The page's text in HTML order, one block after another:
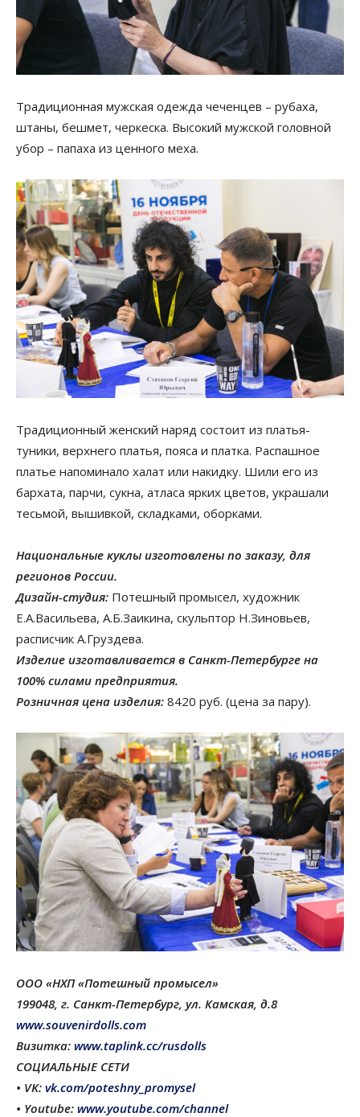
Традиционная мужская одежда чеченцев – рубаха,
штаны, бешмет, черкеска. Высокий мужской головной
убор – папаха из ценного меха.
Традиционный женский наряд состоит из платья-
туники, верхнего платья, пояса и платка. Распашное
платье напоминало халат или накидку. Шили его из
бархата, парчи, сукна, атласа ярких цветов, украшали
тесьмой, вышивкой, складками, оборками.
Национальные куклы изготовлены по заказу, для
регионов России.
Дизайн-студия: Потешный промысел, художник
Е.А.Васильева, А.Б.Заикина, скульптор Н.Зиновьев,
расписчик А.Груздева.
Изделие изготавливается в Санкт-Петербурге на
100% силами предприятия.
Розничная цена изделия: 8420 руб. (цена за пару).
ООО «НХП «Потешный промысел»
199048, г. Санкт-Петербург, ул. Камская, д.8
www.souvenirdolls.com
Визитка: www.taplink.cc/rusdolls
СОЦИАЛЬНЫЕ СЕТИ
• VK: vk.com/poteshny_promysel
• Youtube: www.youtube.com/channel